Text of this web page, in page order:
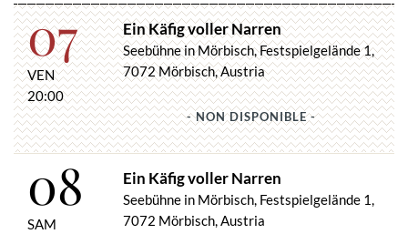
07
VEN
20:00
Ein Käfig voller Narren
Seebühne in Mörbisch, Festspielgelände 1,
7072 Mörbisch, Austria
- NON DISPONIBLE -
08
SAM
Ein Käfig voller Narren
Seebühne in Mörbisch, Festspielgelände 1,
7072 Mörbisch, Austria